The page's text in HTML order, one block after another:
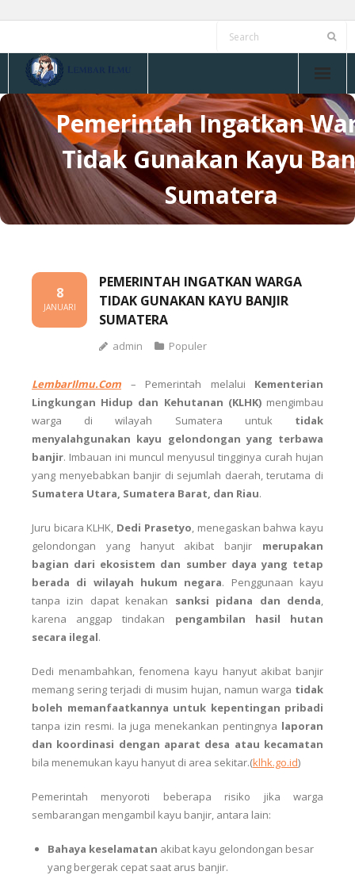
content
Pemerintah Ingatkan
Tidak Gunakan Kayu
Sumatera
PEMERINTAH INGATKAN WARGA
TIDAK GUNAKAN KAYU BANJIR
SUMATERA
8
JANUARI
admin Populer
LembarIlmu.Com – Pemerintah melalui Kementerian
Lingkungan Hidup dan Kehutanan (KLHK)mengimbau
warga di wilayah Sumatera untuk tidak
menyalahgunakan kayu gelondongan yang terbawa
banjir. Imbauan ini muncul menyusul tingginya curah hujan
yang menyebabkan banjir di sejumlah daerah, terutama di
Sumatera Utara, Sumatera Barat, dan Riau.
Juru bicara KLHK, Dedi Prasetyo, menegaskan bahwa kayu
gelondongan yang hanyut akibat banjir merupakan
bagian dari ekosistem dan sumber daya yang tetap
berada di wilayah hukum negara. Penggunaan kayu
tanpa izin dapat kenakan sanksi pidana dan denda,
karena anggap tindakan pengambilan hasil hutan
secara ilegal.
Dedi menambahkan, fenomena kayu hanyut akibat banjir
memang sering terjadi di musim hujan, namun warga tidak
boleh memanfaatkannya untuk kepentingan pribadi
tanpa izin resmi. Ia juga menekankan pentingnya laporan
dan koordinasi dengan aparat desa atau kecamatan
bila menemukan kayu hanyut di area sekitar.(klhk.go.id)
Pemerintah menyoroti beberapa risiko jika warga
sembarangan mengambil kayu banjir, antara lain:
Bahaya keselamatan akibat kayu gelondongan besar
yang bergerak cepat saat arus banjir.